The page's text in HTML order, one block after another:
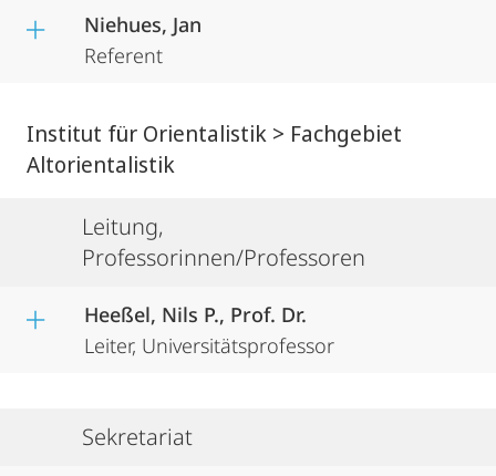
Niehues, Jan
Referent
Institut für Orientalistik > Fachgebiet
Altorientalistik
Leitung,
Professorinnen/Professoren
Heeßel, Nils P., Prof. Dr.
Leiter, Universitätsprofessor
Sekretariat